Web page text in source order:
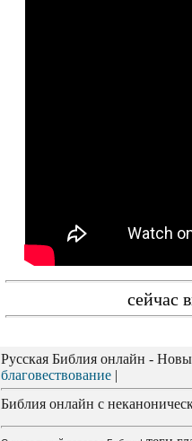
сейчас
Русская Библия онлайн -
благовествование |
Библия онлайн с